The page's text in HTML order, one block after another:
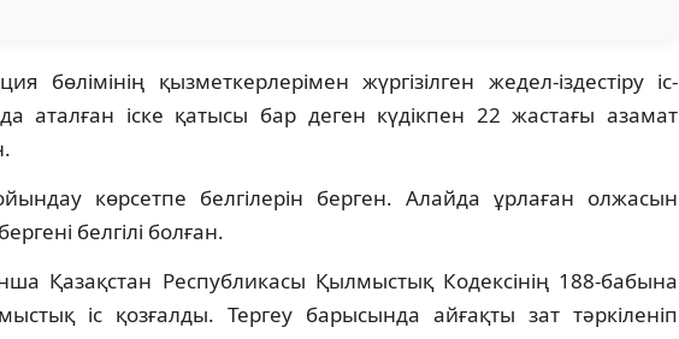
бөлімінің қызметкерлерімен жүргізілген жедел-іздестіру іс-
аталған іске қатысы бар деген күдікпен 22 жастағы азамат
көрсетпе белгілерін берген. Алайда ұрлаған олжасын
белгілі болған.
Қазақстан Республикасы Қылмыстық Кодексінің 188-бабына
іс қозғалды. Тергеу барысында айғақты зат тәркіленіп